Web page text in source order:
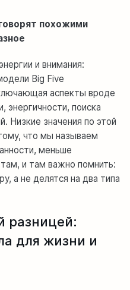
похожими
и внимания:
Big Five
аспекты вроде
энергичности, поиска
Низкие значения по этой
что мы называем
меньше
и там важно помнить:
а не делятся на два типа
разницей:
для жизни и